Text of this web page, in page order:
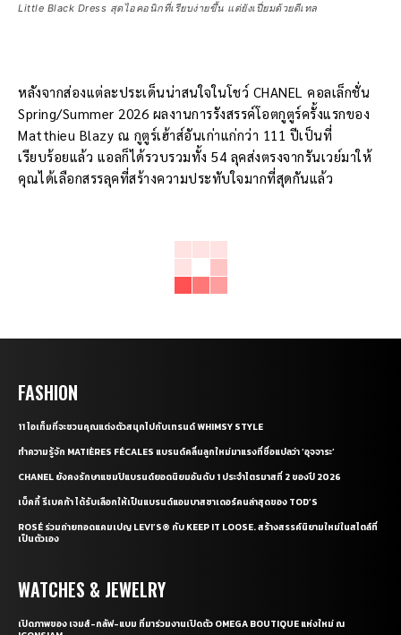
Little Black Dress สุดไอคอนิกที่เรียบง่ายขึ้น แต่ยังเปี่ยมด้วยดีเทล
หลังจากส่องแต่ละประเด็นน่าสนใจในโชว์ CHANEL คอลเล็กชั่น
Spring/Summer 2026 ผลงานการรังสรรค์โอตกูตูร์ครั้งแรกของ
Matthieu Blazy ณ กูตูร์เฮ้าส์อันเก่าแก่กว่า 111 ปีเป็นที่
เรียบร้อยแล้ว แอลก็ได้รวบรวมทั้ง 54 ลุคส่งตรงจากรันเวย์มาให้
คุณได้เลือกสรรลุคที่สร้างความประทับใจมากที่สุดกันแล้ว
FASHION
11 ไอเท็มที่จะชวนคุณแต่งตัวสนุกไปกับเทรนด์ WHIMSY STYLE
ทำความรู้จัก MATIÈRES FÉCALES แบรนด์คลื่นลูกใหม่มาแรงที่ชื่อแปลว่า ‘อุจจาระ’
CHANEL ยังคงรักษาแชมป์แบรนด์ยอดนิยมอันดับ 1 ประจำไตรมาสที่ 2 ของปี 2026
เบ็คกี้ รีเบคก้า ได้รับเลือกให้เป็นแบรนด์แอมบาสซาเดอร์คนล่าสุดของ TOD’S
ROSÉ ร่วมถ่ายทอดแคมเปญ LEVI’S® กับ KEEP IT LOOSE. สร้างสรรค์นิยามใหม่ในสไตล์ที่
เป็นตัวเอง
WATCHES & JEWELRY
เปิดภาพของ เจมส์-กลัฟ-แบม ที่มาร่วมงานเปิดตัว OMEGA BOUTIQUE แห่งใหม่ ณ